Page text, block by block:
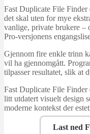
Fast Duplicate File
det skal uten for mye
vanlige, private brukere –
Pro-versjonens
Gjennom fire enkle trinn
vil ha gjennomgått.
tilpasser resultatet, slik at
Fast Duplicate File
litt utdatert visuelt design
moderne kontekst der
Last ned